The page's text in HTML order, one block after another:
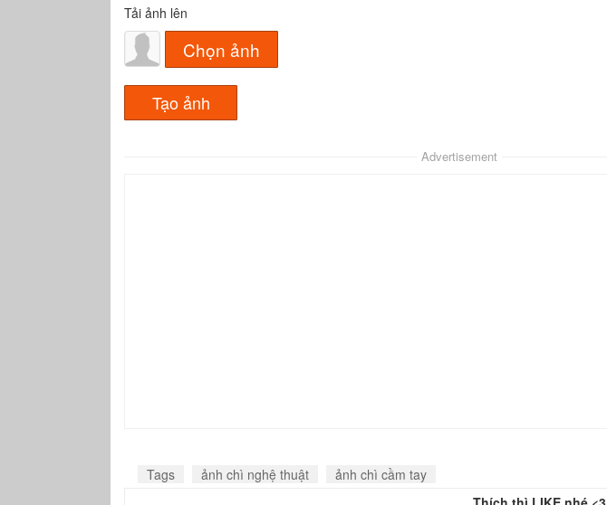
Tải ảnh lên
Chọn ảnh
Advertisement
Tags ảnh chì nghệ thuật
ảnh chì cầm tay